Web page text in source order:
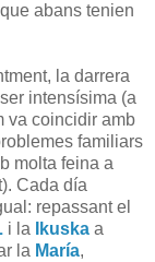
abans tenien
la darrera
intensísima (a
va coincidir amb
familiars
molta feina a
Cada día
repassant el
i la Ikuska a
la María,